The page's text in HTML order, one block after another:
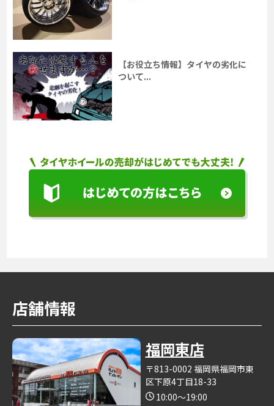
【お役立ち情報】タイヤの劣化に
ついて...
店舗情報
福岡東店
〒813-0002 福岡県福岡市東
区下原4丁目18-33
10:00～19:00